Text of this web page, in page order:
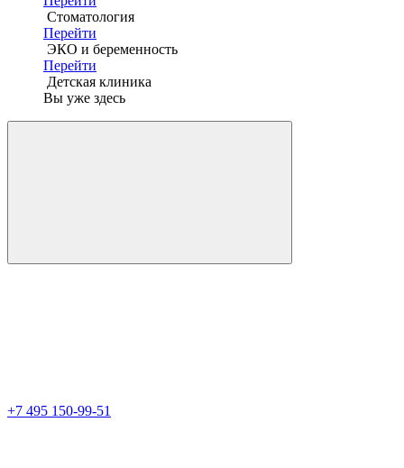
Стоматология
Перейти
ЭКО и беременность
Перейти
Детская клиника
Вы уже здесь
+7 495 150-99-51